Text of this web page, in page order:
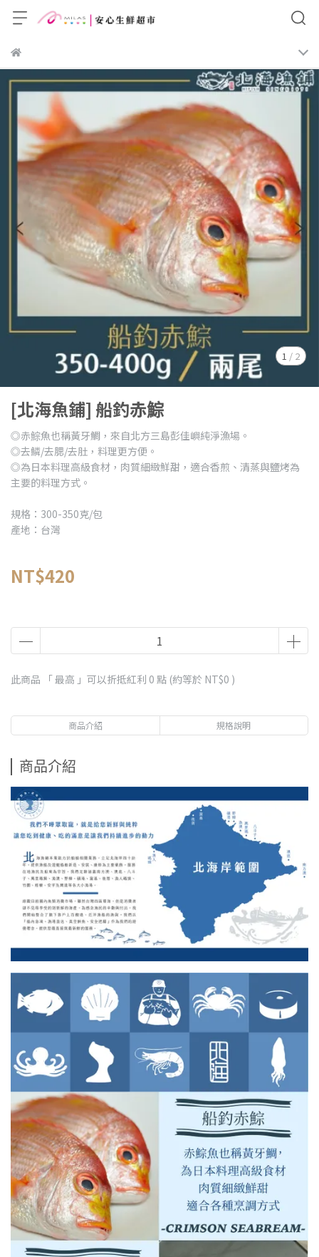
1 / 2
[北海魚鋪] 船釣赤鯮
◎赤鯮魚也稱黃牙鯛，來自北方三島彭佳嶼純淨漁場。
◎去鱗/去腮/去肚，料理更方便。
◎為日本料理高級食材，肉質細緻鮮甜，適合香煎、清蒸與鹽烤為
主要的料理方式。
規格：300-350克/包
產地：台灣
NT$420
此商品 「 最高 」可以折抵紅利 0 點 (約等於 NT$0 )
商品介紹 規格說明
商品介紹